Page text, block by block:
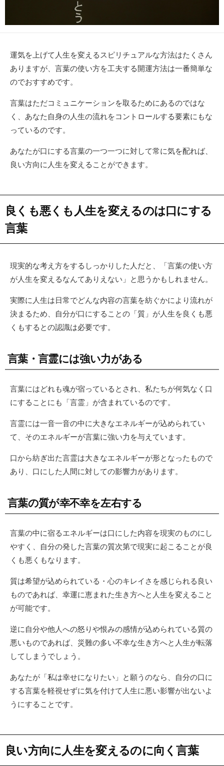
運気を上げて人生を変えるスピリチュアルな方法はたくさん
ありますが、言葉の使い方を工夫する開運方法は一番簡単な
のでおすすめです。
言葉はただコミュニケーションを取るためにあるのではな
く、あなた自身の人生の流れをコントロールする要素にもな
っているのです。
あなたが口にする言葉の一つ一つに対して常に気を配れば、
良い方向に人生を変えることができます。
良くも悪くも人生を変えるのは口にする
言葉
現実的な考え方をするしっかりした人だと、「言葉の使い方
が人生を変えるなんてありえない」と思うかもしれません。
実際に人生は日常でどんな内容の言葉を紡ぐかにより流れが
決まるため、自分が口にすることの「質」が人生を良くも悪
くもするとの認識は必要です。
言葉・言霊には強い力がある
言葉にはどれも魂が宿っているとされ、私たちが何気なく口
にすることにも「言霊」が含まれているのです。
言霊には一音一音の中に大きなエネルギーが込められてい
て、そのエネルギーが言葉に強い力を与えています。
口から紡ぎ出た言霊は大きなエネルギーが形となったもので
あり、口にした人間に対しての影響力があります。
言葉の質が幸不幸を左右する
言葉の中に宿るエネルギーは口にした内容を現実のものにし
やすく、自分の発した言葉の質次第で現実に起こることが良
くも悪くもなります。
質は希望が込められている・心のキレイさを感じられる良い
ものであれば、幸運に恵まれた生き方へと人生を変えること
が可能です。
逆に自分や他人への怒りや恨みの感情が込められている質の
悪いものであれば、災難の多い不幸な生き方へと人生が転落
してしまうでしょう。
あなたが「私は幸せになりたい」と願うのなら、自分の口に
する言葉を軽視せずに気を付けて人生に悪い影響が出ないよ
うにすることです。
良い方向に人生を変えるのに向く言葉